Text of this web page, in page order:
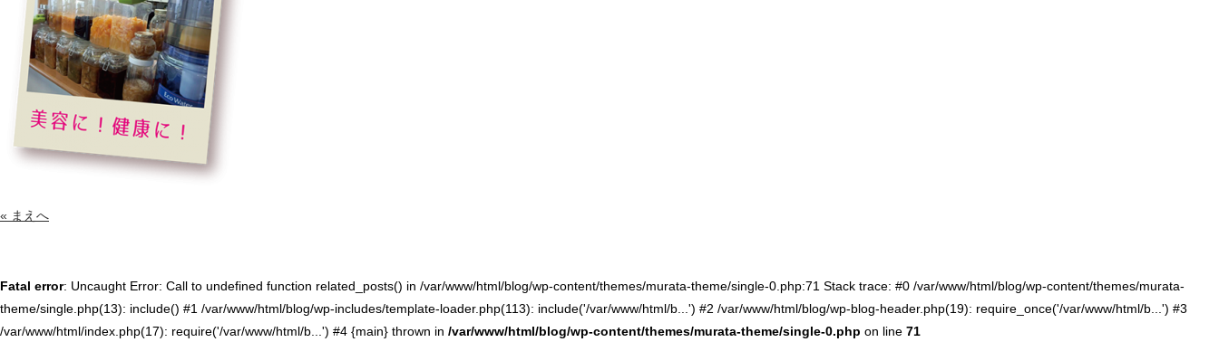
« まえへ
Fatal error: Uncaught Error: Call to undefined function related_posts() in /var/www/html/blog/wp-content/themes/murata-theme/single-0.php:71 Stack trace: #0 /var/www/html/blog/wp-content/themes/murata-
theme/single.php(13): include() #1 /var/www/html/blog/wp-includes/template-loader.php(113): include('/var/www/html/b...') #2 /var/www/html/blog/wp-blog-header.php(19): require_once('/var/www/html/b...') #3
/var/www/html/index.php(17): require('/var/www/html/b...') #4 {main} thrown in /var/www/html/blog/wp-content/themes/murata-theme/single-0.php on line 71